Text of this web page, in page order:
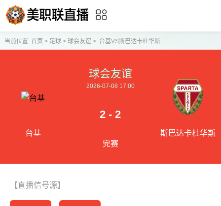
当前位置: 首页 > 足球> 球会友谊 > 台基VS斯巴达卡杜华斯
台基
球会友谊
2026-07-08 17:00
2 - 2
完赛
斯巴达卡杜华斯
【直播信号源】